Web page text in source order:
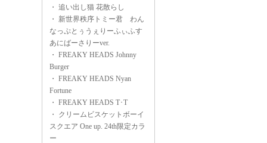
・ 追い出し猫 花散らし
・ 新世界秩序トミー君 わん
なっぷとぅうぇりーふぃふす
あにばーさりーver.
・ FREAKY HEADS Johnny
Burger
・ FREAKY HEADS Nyan
Fortune
・ FREAKY HEADS T･T
・ クリームビスケットボーイ
スクエア One up. 24th限定カラ
ー